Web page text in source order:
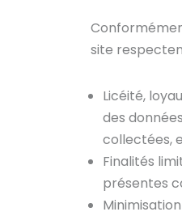
site
Licéité,
des
collectées,
Finalités
présentes